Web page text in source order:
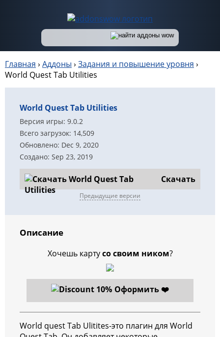
Главная › Аддоны › Задания и повышение уровня ›
World Quest Tab Utilities
World Quest Tab Utilities
Версия игры: 9.0.2
Всего загрузок: 14,509
Обновлено: Dec 9, 2020
Создано: Sep 23, 2019
Скачать
Предыдущие версии
Описание
Хочешь картусо своим ником?
Оформить ❤️
World quest Tab Ulitites-это плагин для World